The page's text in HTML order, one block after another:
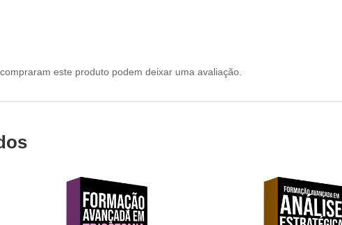
este produto podem deixar uma avaliação.